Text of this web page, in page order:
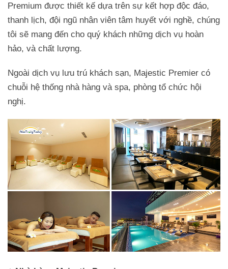
Premium được thiết kế dựa trên sự kết hợp độc đáo,
thanh lịch, đội ngũ nhân viên tâm huyết với nghề, chúng
tôi sẽ mang đến cho quý khách những dịch vụ hoàn
hảo, và chất lượng.
Ngoài dịch vụ lưu trú khách sạn, Majestic Premier có
chuỗi hệ thống nhà hàng và spa, phòng tổ chức hội
nghị.